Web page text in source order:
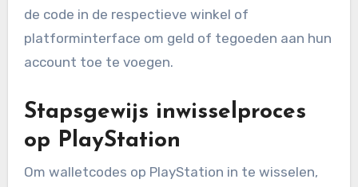
de code in de respectieve winkel of
platforminterface om geld of tegoeden aan hun
account toe te voegen.
Stapsgewijs inwisselproces
op PlayStation
Om walletcodes op PlayStation in te wisselen,